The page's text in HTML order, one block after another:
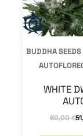
BUDDHA
WHITE
60,00€